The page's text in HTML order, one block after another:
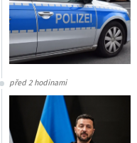
před 2 hodinami